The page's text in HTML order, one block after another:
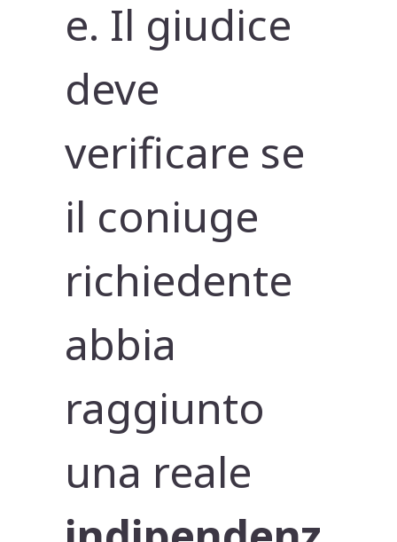
e. Il giudice
deve
verificare se
il coniuge
richiedente
abbia
raggiunto
una reale